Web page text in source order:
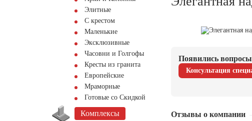
Элитные
С крестом
Маленькие
Эксклюзивные
Часовни и Голгофы
Кресты из гранита
Европейские
Мраморные
Готовые со Скидкой
Комплексы
Появились вопросы
Консультация
Отзывы о компании